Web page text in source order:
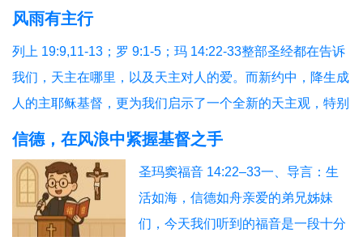
圣经研读
风雨有主行
列上 19:9,11-13；罗 9:1-5；玛 14:22-33整部圣经都在告诉
我们，天主在哪里，以及天主对人的爱。而新约中，降生成
人的主耶稣基督，更为我们启示了一个全新的天主观，特别
是在艰难困苦中陪伴我们的天主，我们今天从三个方面反省
（3）有主就平安。1、祈祷与生活祈祷，就
信德，在风浪中紧握基督之手
圣玛窦福音 14:22–33一、导言：生
活如海，信德如舟亲爱的弟兄姊妹
们，今天我们听到的福音是一段十分